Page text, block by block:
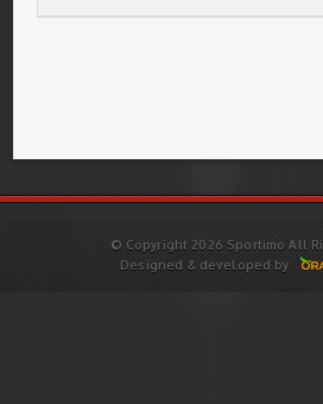
© Copyright 2026 Sportimo All
Designed & developed by